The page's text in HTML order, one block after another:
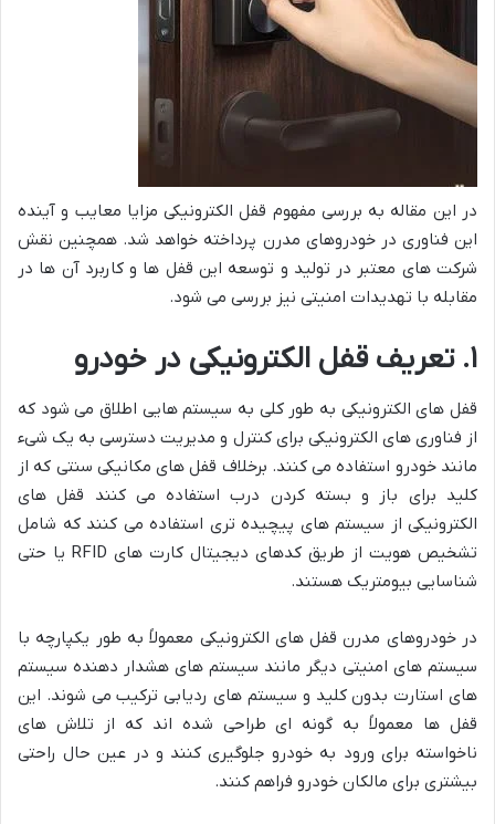
در این مقاله به بررسی مفهوم قفل الکترونیکی مزایا معایب و آینده
این فناوری در خودروهای مدرن پرداخته خواهد شد. همچنین نقش
شرکت های معتبر در تولید و توسعه این قفل ها و کاربرد آن ها در
مقابله با تهدیدات امنیتی نیز بررسی می شود.
۱. تعریف قفل الکترونیکی در خودرو
قفل های الکترونیکی به طور کلی به سیستم هایی اطلاق می شود که
از فناوری های الکترونیکی برای کنترل و مدیریت دسترسی به یک شیء
مانند خودرو استفاده می کنند. برخلاف قفل های مکانیکی سنتی که از
کلید برای باز و بسته کردن درب استفاده می کنند قفل های
الکترونیکی از سیستم های پیچیده تری استفاده می کنند که شامل
تشخیص هویت از طریق کدهای دیجیتال کارت های RFID یا حتی
شناسایی بیومتریک هستند.
در خودروهای مدرن قفل های الکترونیکی معمولاً به طور یکپارچه با
سیستم های امنیتی دیگر مانند سیستم های هشدار دهنده سیستم
های استارت بدون کلید و سیستم های ردیابی ترکیب می شوند. این
قفل ها معمولاً به گونه ای طراحی شده اند که از تلاش های
ناخواسته برای ورود به خودرو جلوگیری کنند و در عین حال راحتی
بیشتری برای مالکان خودرو فراهم کنند.